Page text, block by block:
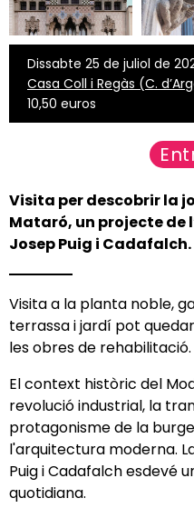
Dissabte 25 de juliol de
Casa Coll i Regàs (C.
10,50 euros
Visita per descobrir la
Mataró, un projecte
Josep Puig i Cadafalch.
Visita a la planta noble,
terrassa i jardí pot
les obres de rehabilitació.
El context històric del
revolució industrial, la
protagonisme de la
l'arquitectura moderna.
Puig i Cadafalch esdevé
quotidiana.